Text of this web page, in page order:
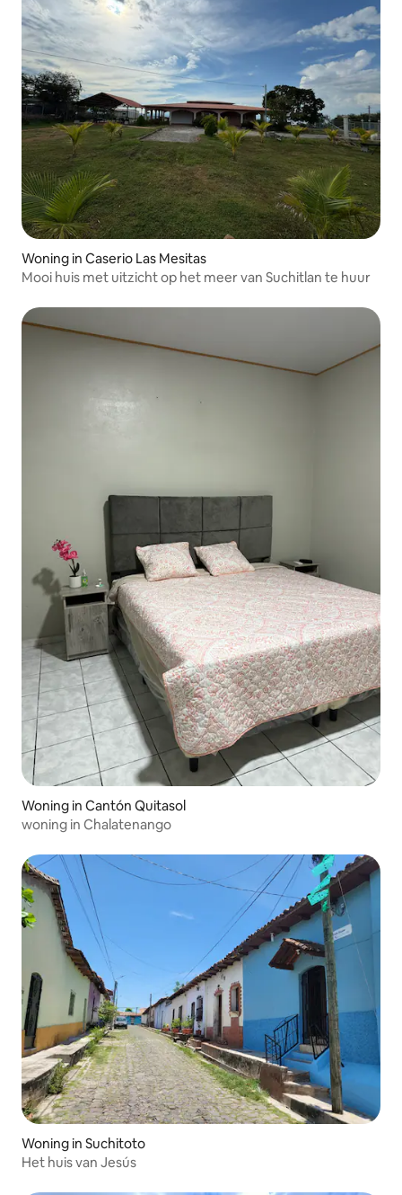
Woning in Caserio Las Mesitas
Mooi huis met uitzicht op het meer van Suchitlan te huur
Woning in Cantón Quitasol
woning in Chalatenango
Woning in Suchitoto
Het huis van Jesús